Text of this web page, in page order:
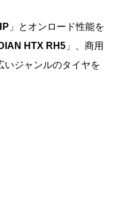
」とオンロード性能を
HTX RH5 」、商用
いジャンルのタイヤを